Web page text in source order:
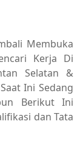
Membuka
Kerja Di
Selatan &
Ini Sedang
Berikut Ini
dan Tata